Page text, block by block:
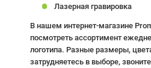
Лазерная гравировка
В нашем интернет-магазине
посмотреть ассортимент
логотипа. Разные размеры,
затрудняетесь в выборе,